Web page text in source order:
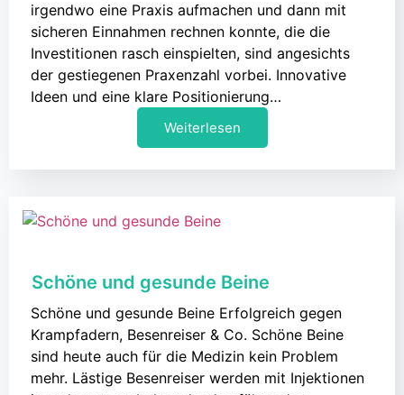
irgendwo eine Praxis aufmachen und dann mit
sicheren Einnahmen rechnen konnte, die die
Investitionen rasch einspielten, sind angesichts
der gestiegenen Praxenzahl vorbei. Innovative
Ideen und eine klare Positionierung…
Weiterlesen
Schöne und gesunde Beine
Schöne und gesunde Beine Erfolgreich gegen
Krampfadern, Besenreiser & Co. Schöne Beine
sind heute auch für die Medizin kein Problem
mehr. Lästige Besenreiser werden mit Injektionen